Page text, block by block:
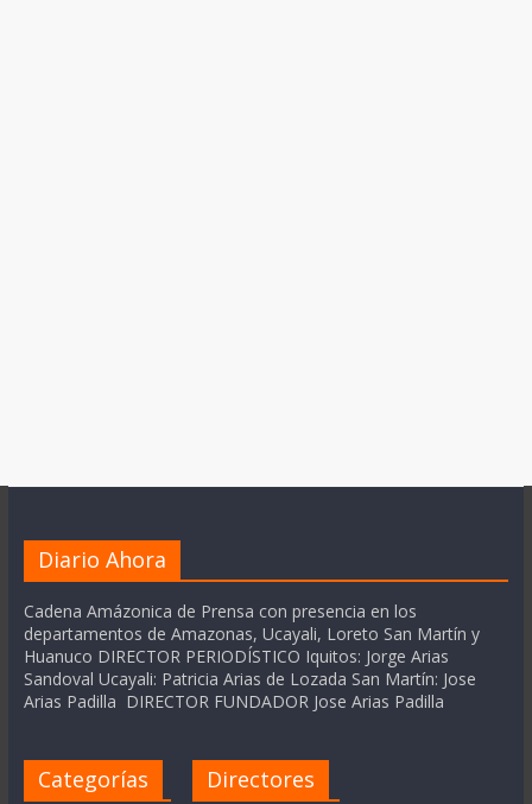
Diario Ahora
Cadena Amázonica de Prensa con presencia en los
departamentos de Amazonas, Ucayali, Loreto San Martín y
Huanuco DIRECTOR PERIODÍSTICO Iquitos: Jorge Arias
Sandoval Ucayali: Patricia Arias de Lozada San Martín: Jose
Arias Padilla DIRECTOR FUNDADOR Jose Arias Padilla
Categorías Directores